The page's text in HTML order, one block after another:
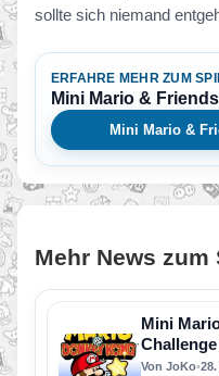
sollte sich niemand
ERFAHRE MEHR ZUM
Mini Mario &
Mini Mario &
Mehr News zum
Mini
Von JoKo•